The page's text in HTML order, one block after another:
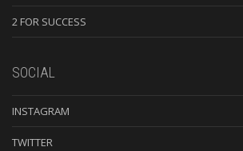
2 FOR SUCCESS
SOCIAL
INSTAGRAM
TWITTER